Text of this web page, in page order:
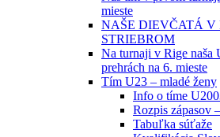
mieste
NAŠE DIEVČATÁ V
STRIEBROM
Na turnaji v Rige naša
prehrách na 6. mieste
Tím U23 – mladé ženy
Info o tíme
Rozpis zápasov
Tabuľka súťaže